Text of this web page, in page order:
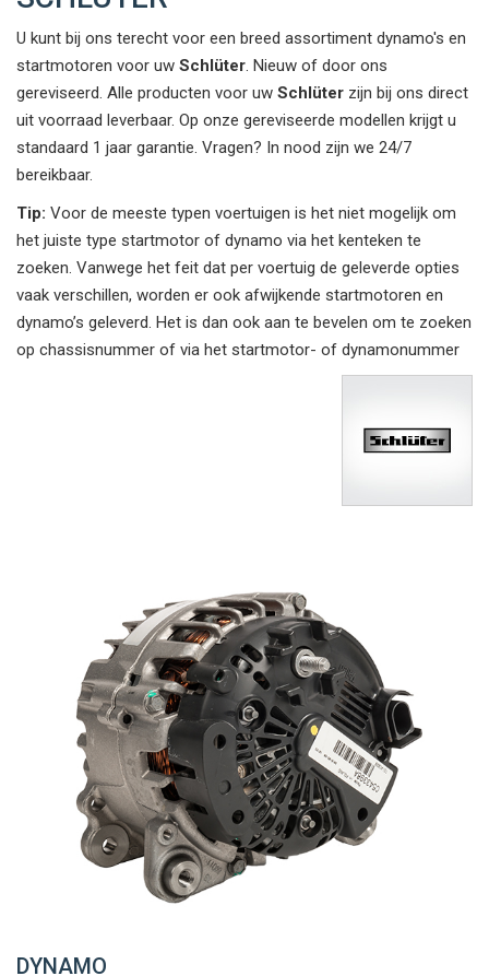
U kunt bij ons terecht voor een breed assortiment dynamo's en
startmotoren voor uw Schlüter. Nieuw of door ons
gereviseerd. Alle producten voor uw Schlüter zijn bij ons direct
uit voorraad leverbaar. Op onze gereviseerde modellen krijgt u
standaard 1 jaar garantie. Vragen? In nood zijn we 24/7
bereikbaar.
Tip: Voor de meeste typen voertuigen is het niet mogelijk om
het juiste type startmotor of dynamo via het kenteken te
zoeken. Vanwege het feit dat per voertuig de geleverde opties
vaak verschillen, worden er ook afwijkende startmotoren en
dynamo’s geleverd. Het is dan ook aan te bevelen om te zoeken
op chassisnummer of via het startmotor- of dynamonummer
DYNAMO